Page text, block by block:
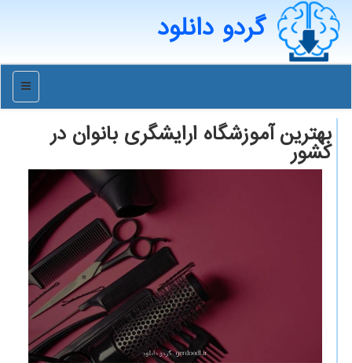
گردو دانلود
منو
بهترین آموزشگاه ارایشگری بانوان در
كشور